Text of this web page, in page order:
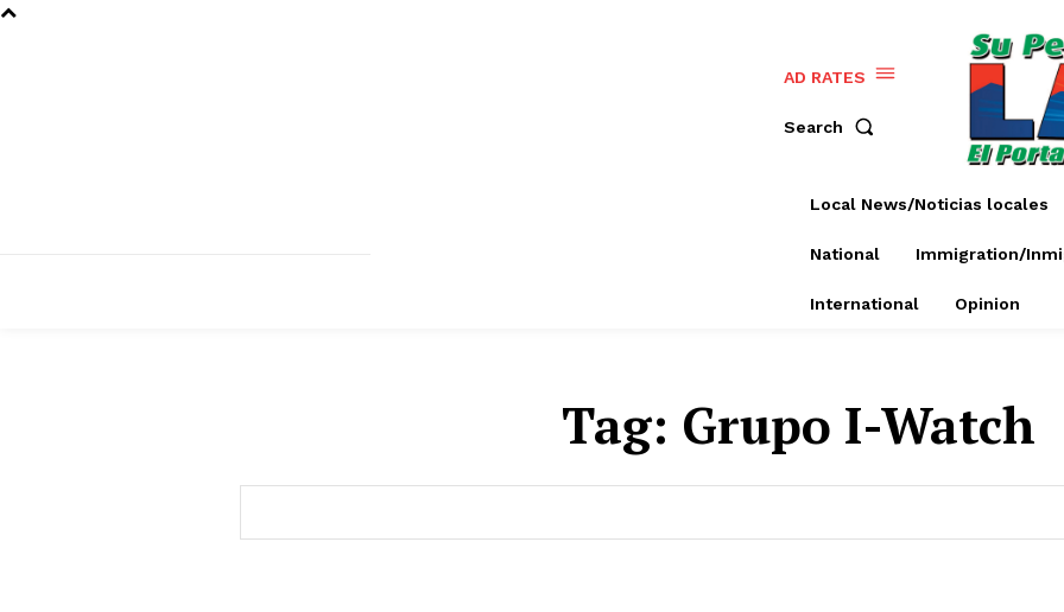
AD RATES
Search
Local News/Noticias locales
National Immigration/
International Opinion
Tag: Grupo I-Watch